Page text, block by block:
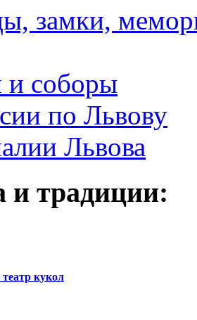
замки,
и соборы
по Львову
Львова
и традиции:
кукол